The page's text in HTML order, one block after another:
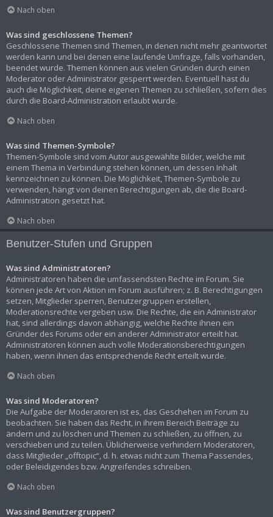
Nach oben
Was sind geschlossene Themen?
Geschlossene Themen sind Themen, in denen nicht mehr geantwortet
werden kann und bei denen eine laufende Umfrage, falls vorhanden,
beendet wurde. Themen können aus vielen Gründen durch einen
Moderator oder Administrator gesperrt werden. Eventuell hast du
auch die Möglichkeit, deine eigenen Themen zu schließen, sofern dies
durch die Board-Administration erlaubt wurde.
Nach oben
Was sind Themen-Symbole?
Themen-Symbole sind vom Autor ausgewählte Bilder, welche mit
einem Thema in Verbindung stehen können, um dessen Inhalt
kennzeichnen zu können. Die Möglichkeit, Themen-Symbole zu
verwenden, hängt von deinen Berechtigungen ab, die die Board-
Administration gesetzt hat.
Nach oben
Benutzer-Stufen und Gruppen
Was sind Administratoren?
Administratoren haben die umfassendsten Rechte im Forum. Sie
können jede Art von Aktion im Forum ausführen; z. B. Berechtigungen
setzen, Mitglieder sperren, Benutzergruppen erstellen,
Moderationsrechte vergeben usw. Die Rechte, die ein Administrator
hat, sind allerdings davon abhängig, welche Rechte ihnen ein
Gründer des Forums oder ein anderer Administrator erteilt hat.
Administratoren können auch volle Moderationsberechtigungen
haben, wenn ihnen das entsprechende Recht erteilt wurde.
Nach oben
Was sind Moderatoren?
Die Aufgabe der Moderatoren ist es, das Geschehen im Forum zu
beobachten. Sie haben das Recht, in ihrem Bereich Beiträge zu
ändern und zu löschen und Themen zu schließen, zu öffnen, zu
verschieben und zu teilen. Üblicherweise verhindern Moderatoren,
dass Mitglieder „offtopic“, d. h. etwas nicht zum Thema Passendes,
oder Beleidigendes bzw. Angreifendes schreiben.
Nach oben
Was sind Benutzergruppen?